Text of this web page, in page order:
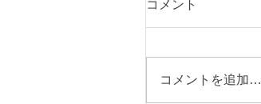
コメント
コメントを追加…